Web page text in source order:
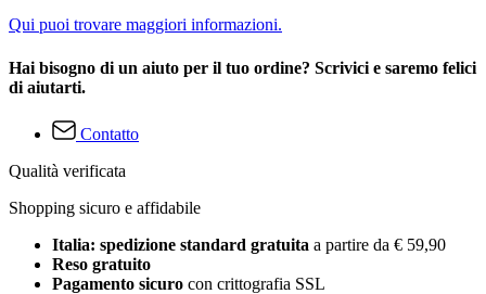
Qui puoi trovare maggiori informazioni.
Hai bisogno di un aiuto per il tuo ordine? Scrivici e saremo felici
di aiutarti.
Contatto
Qualità verificata
Shopping sicuro e affidabile
Italia: spedizione standard gratuita a partire da € 59,90
Reso gratuito
Pagamento sicuro con crittografia SSL